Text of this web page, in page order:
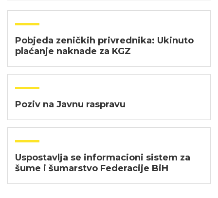
Pobjeda zeničkih privrednika: Ukinuto
plaćanje naknade za KGZ
Poziv na Javnu raspravu
Uspostavlja se informacioni sistem za
šume i šumarstvo Federacije BiH